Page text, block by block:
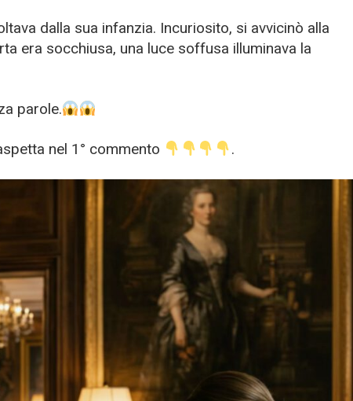
dalla sua infanzia. Incuriosito, si avvicinò alla
era socchiusa, una luce soffusa illuminava la
parole.
nel 1° commento .